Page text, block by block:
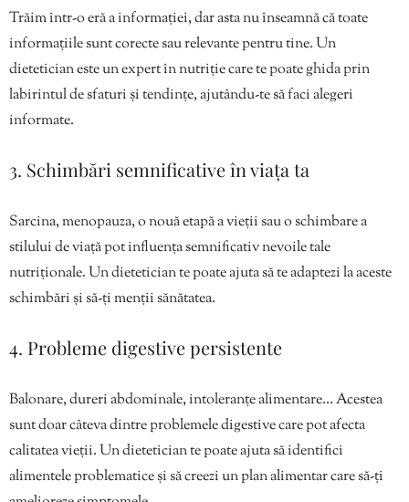
Trăim într-o eră a informației, dar asta nu înseamnă că toate
informațiile sunt corecte sau relevante pentru tine. Un
dietetician este un expert în nutriție care te poate ghida prin
labirintul de sfaturi și tendințe, ajutându-te să faci alegeri
informate.
3. Schimbări semnificative în viața ta
Sarcina, menopauza, o nouă etapă a vieții sau o schimbare a
stilului de viață pot influența semnificativ nevoile tale
nutriționale. Un dietetician te poate ajuta să te adaptezi la aceste
schimbări și să-ți menții sănătatea.
4. Probleme digestive persistente
Balonare, dureri abdominale, intoleranțe alimentare… Acestea
sunt doar câteva dintre problemele digestive care pot afecta
calitatea vieții. Un dietetician te poate ajuta să identifici
alimentele problematice și să creezi un plan alimentar care să-ți